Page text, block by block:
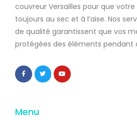
couvreur Versailles pour que
toujours au sec et à l’aise. Nos
de qualité garantissent que vos
protégées des éléments pendant
Menu